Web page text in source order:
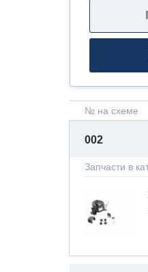
№ на схеме
002
Запчасти в